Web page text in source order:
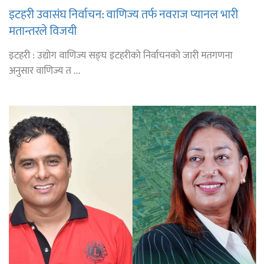
इटहरी उवासंघ निर्वाचन: वाणिज्य तर्फ नवराज प्यानल भारी
मतान्तरले विजयी
इटहरी : उद्योग वाणिज्य सङ्घ इटहरीको निर्वाचनको जारी मतगणना
अनुसार वाणिज्य त ...